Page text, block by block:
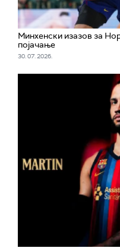
Минхенски изазов за
појачање
30. 07. 2026.